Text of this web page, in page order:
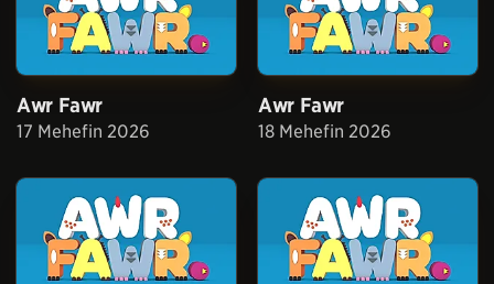
Awr Fawr
17 Mehefin 2026
Awr Fawr
18 Mehefin 2026